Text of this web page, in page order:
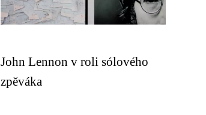
John Lennon v roli sólového
zpěváka